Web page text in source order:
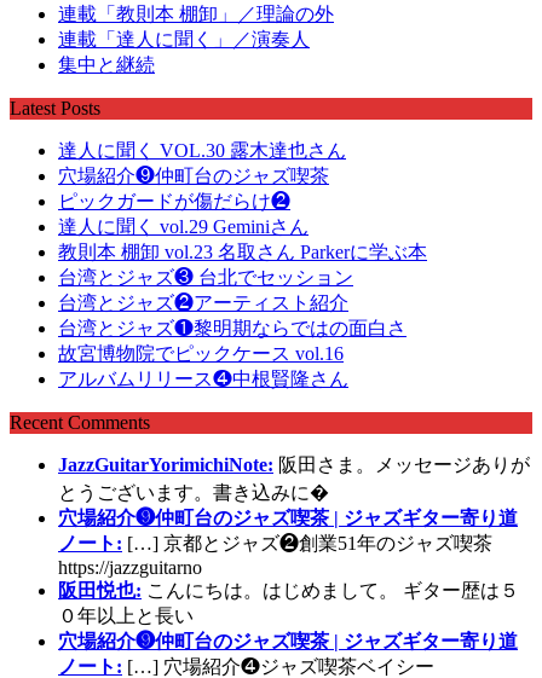
連載「教則本 棚卸」／理論の外
連載「達人に聞く」／演奏人
集中と継続
Latest Posts
達人に聞く VOL.30 露木達也さん
穴場紹介❾仲町台のジャズ喫茶
ピックガードが傷だらけ❷
達人に聞く vol.29 Geminiさん
教則本 棚卸 vol.23 名取さん Parkerに学ぶ本
台湾とジャズ❸ 台北でセッション
台湾とジャズ❷アーティスト紹介
台湾とジャズ❶黎明期ならではの面白さ
故宮博物院でピックケース vol.16
アルバムリリース❹中根賢隆さん
Recent Comments
JazzGuitarYorimichiNote: 阪田さま。メッセージありが
とうございます。書き込みに�
穴場紹介❾仲町台のジャズ喫茶 | ジャズギター寄り道
ノート: […] 京都とジャズ❷創業51年のジャズ喫茶
https://jazzguitarno
阪田悦也: こんにちは。はじめまして。 ギター歴は５
０年以上と長い
穴場紹介❾仲町台のジャズ喫茶 | ジャズギター寄り道
ノート: […] 穴場紹介❹ジャズ喫茶ベイシー